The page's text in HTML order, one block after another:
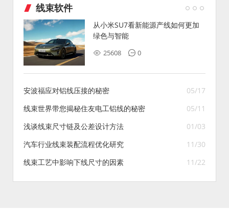
线束软件
从小米SU7看新能源产线如何更加
绿色与智能
25608 0
05/17
安波福应对铝线压接的秘密
05/11
线束世界带您揭秘住友电工铝线的秘密
01/03
浅谈线束尺寸链及公差设计方法
11/30
汽车行业线束装配流程优化研究
11/22
线束工艺中影响下线尺寸的因素